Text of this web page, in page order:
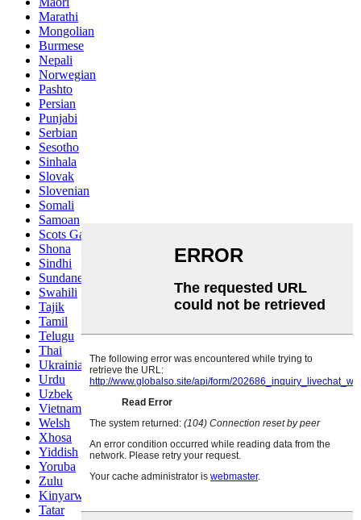
Marathi
Mongolian
Burmese
Nepali
Norwegian
Pashto
Persian
Punjabi
Serbian
Sesotho
Sinhala
Slovak
Slovenian
Somali
Samoan
Scots Gaelic
Shona
Sindhi
Sundanese
Swahili
Tajik
Tamil
Telugu
Thai
Ukrainian
Urdu
Uzbek
Vietnamese
Welsh
Xhosa
Yiddish
Yoruba
Zulu
Kinyarwanda
Tatar